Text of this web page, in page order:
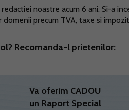
noastre acum 6 ani. Si-a
precum TVA, taxe si
Recomanda-l prietenilor:
Va oferim CADOU
un Raport Special